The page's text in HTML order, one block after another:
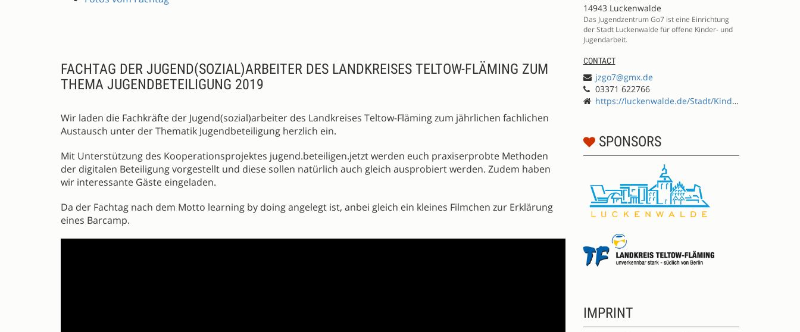
FACHTAG DER JUGEND(SOZIAL)ARBEITER DES LANDKREISES TELTOW-FLÄMING ZUM
THEMA JUGENDBETEILIGUNG 2019
Wir laden die Fachkräfte der Jugend(sozial)arbeiter des Landkreises Teltow-Fläming zum jährlichen fachlichen
Austausch unter der Thematik Jugendbeteiligung herzlich ein.
Mit Unterstützung des Kooperationsprojektes jugend.beteiligen.jetzt werden euch praxiserprobte Methoden
der digitalen Beteiligung vorgestellt und diese sollen natürlich auch gleich ausprobiert werden. Zudem haben
wir interessante Gäste eingeladen.
Da der Fachtag nach dem Motto learning by doing angelegt ist, anbei gleich ein kleines Filmchen zur Erklärung
eines Barcamp.
14943 Luckenwalde
Das Jugendzentrum Go7 ist eine Einrichtung
der Stadt Luckenwalde für offene Kinder- und
Jugendarbeit.
CONTACT
jzgo7@gmx.de
03371 622766
https://luckenwalde.de/Stadt/Kinder-Jugend-Bildung/Kinder-Jugendarbeit/Go7
SPONSORS
IMPRINT